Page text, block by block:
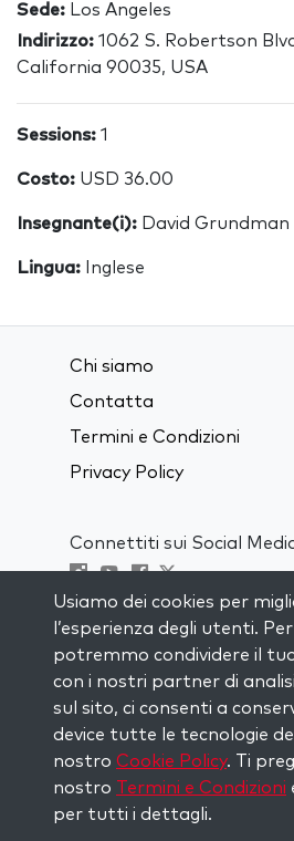
Sede: Los Angeles
Indirizzo: 1062 S. Robertson
California 90035, USA
Sessions: 1
Costo: USD 36.00
Insegnante(i): David Grundman
Lingua: Inglese
Chi siamo
Contatta
Termini e Condizioni
Privacy Policy
Connettiti sui Social
Visit kabbalah master
RIMANI AGGIORNATO
Iscriviti alla nostra mailing
ispirazione ogni
casella di posta.
Iscriviti
Usiamo dei cookies per
l’esperienza degli utenti.
potremmo condividere il
con i nostri partner di
sul sito, ci consenti a
device tutte le tecnologie
nostro Cookie Policy. Ti
nostro Termini e Condizioni
per tutti i dettagli.